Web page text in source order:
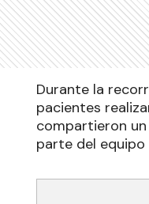
Durante la
pacientes
compartieron
parte del equipo